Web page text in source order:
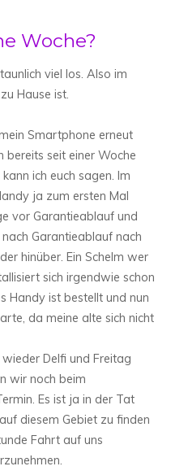
Woche?
viel los. Also im
Hause ist.
Smartphone erneut
bereits seit einer Woche
ich euch sagen. Im
ja zum ersten Mal
vor Garantieablauf und
Garantieablauf nach
hinüber. Ein Schelm wer
sich irgendwie schon
Handy ist bestellt und nun
da meine alte sich nicht
Delfi und Freitag
wir noch beim
Es ist ja in der Tat
diesem Gebiet zu finden
Fahrt auf uns